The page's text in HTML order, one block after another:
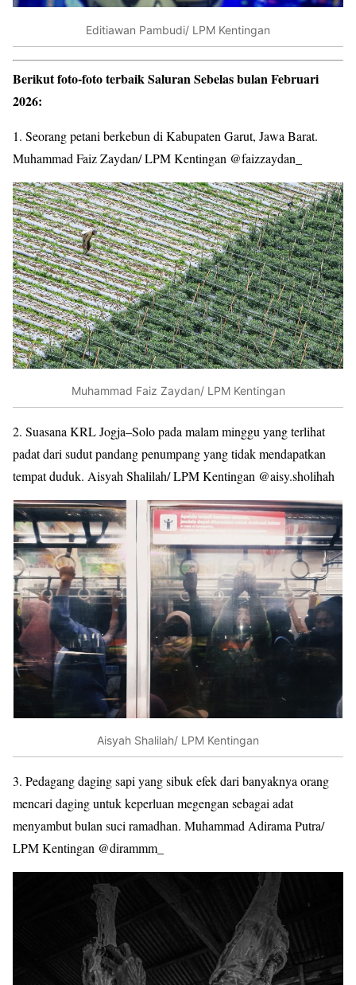
Editiawan Pambudi/ LPM Kentingan
Berikut foto-foto terbaik Saluran Sebelas bulan Februari
2026:
1. Seorang petani berkebun di Kabupaten Garut, Jawa Barat.
Muhammad Faiz Zaydan/ LPM Kentingan @faizzaydan_
Muhammad Faiz Zaydan/ LPM Kentingan
2. Suasana KRL Jogja–Solo pada malam minggu yang terlihat
padat dari sudut pandang penumpang yang tidak mendapatkan
tempat duduk. Aisyah Shalilah/ LPM Kentingan @aisy.sholihah
Aisyah Shalilah/ LPM Kentingan
3. Pedagang daging sapi yang sibuk efek dari banyaknya orang
mencari daging untuk keperluan megengan sebagai adat
menyambut bulan suci ramadhan. Muhammad Adirama Putra/
LPM Kentingan @dirammm_